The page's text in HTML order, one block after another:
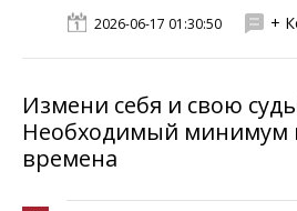
2026-06-17 01:30:50 +
Измени себя и свою
Необходимый минимум
времена